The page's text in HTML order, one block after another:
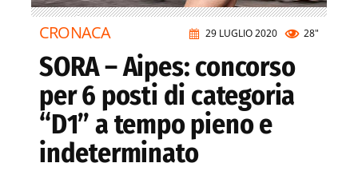
29 LUGLIO 2020 28"
CRONACA
SORA – Aipes: concorso
per 6 posti di categoria
“D1” a tempo pieno e
indeterminato